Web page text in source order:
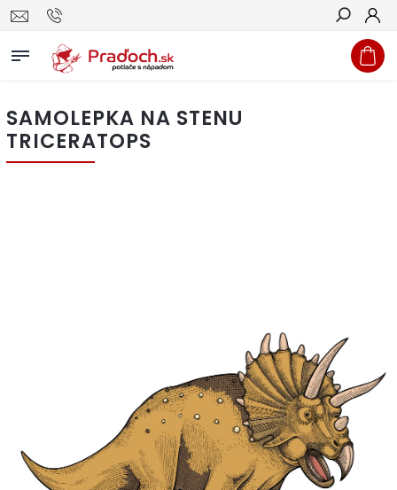
Hľadať
SAMOLEPKA NA STENU
TRICERATOPS